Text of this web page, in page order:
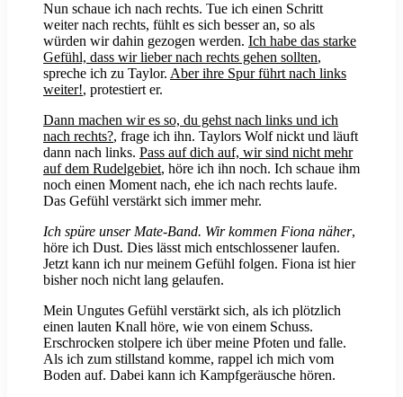
Nun schaue ich nach rechts. Tue ich einen Schritt
weiter nach rechts, fühlt es sich besser an, so als
würden wir dahin gezogen werden. Ich habe das starke
Gefühl, dass wir lieber nach rechts gehen sollten,
spreche ich zu Taylor. Aber ihre Spur führt nach links
weiter!, protestiert er.
Dann machen wir es so, du gehst nach links und ich
nach rechts?, frage ich ihn. Taylors Wolf nickt und läuft
dann nach links. Pass auf dich auf, wir sind nicht mehr
auf dem Rudelgebiet, höre ich ihn noch. Ich schaue ihm
noch einen Moment nach, ehe ich nach rechts laufe.
Das Gefühl verstärkt sich immer mehr.
Ich spüre unser Mate-Band. Wir kommen Fiona näher,
höre ich Dust. Dies lässt mich entschlossener laufen.
Jetzt kann ich nur meinem Gefühl folgen. Fiona ist hier
bisher noch nicht lang gelaufen.
Mein Ungutes Gefühl verstärkt sich, als ich plötzlich
einen lauten Knall höre, wie von einem Schuss.
Erschrocken stolpere ich über meine Pfoten und falle.
Als ich zum stillstand komme, rappel ich mich vom
Boden auf. Dabei kann ich Kampfgeräusche hören.